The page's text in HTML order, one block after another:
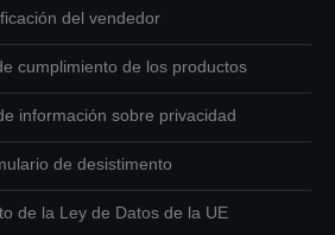
del vendedor
cumplimiento de los productos
información sobre privacidad
de desistimento
de la Ley de Datos de la UE